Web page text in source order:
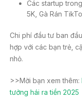
Các startup
5K, Gà Rán
Chi phí đầu tư ban
hợp với các bạn trẻ,
nhỏ.
>>Mời bạn xem thêm:
tưởng hái ra tiền 2025